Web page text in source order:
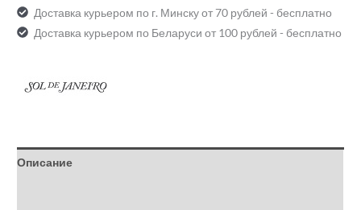
Доставка курьером по г. Минску от 70 рублей - бесплатно
Доставка курьером по Беларуси от 100 рублей - бесплатно
Описание